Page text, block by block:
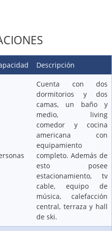
Descripción
Cuenta con dos
dormitorios y dos
camas, un baño y
medio, living
comedor y cocina
americana con
equipamiento
completo. Además de
esto posee
estacionamiento, tv
cable, equipo de
música, calefacción
central, terraza y hall
de ski.